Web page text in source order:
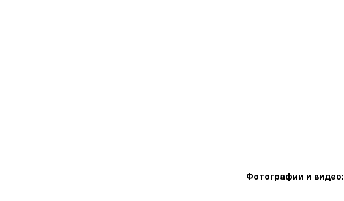
Фотографии и видео: